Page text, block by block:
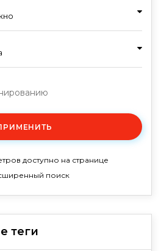
доступно на странице
поиск
теги